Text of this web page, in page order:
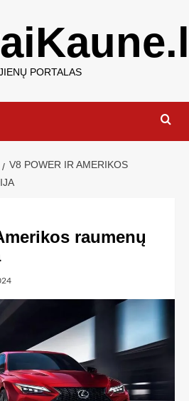
PORTALAS
V8 POWER IR AMERIKOS
raumenų